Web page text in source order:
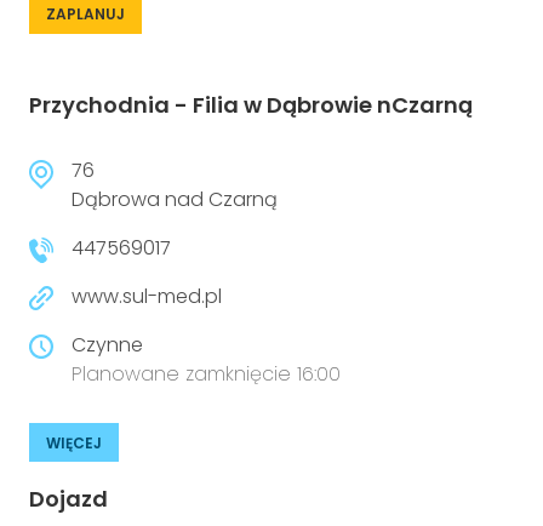
ZAPLANUJ
Przychodnia - Filia w Dąbrowie nCzarną
76
Dąbrowa nad Czarną
447569017
www.sul-med.pl
Czynne
Planowane zamknięcie 16:00
WIĘCEJ
Dojazd